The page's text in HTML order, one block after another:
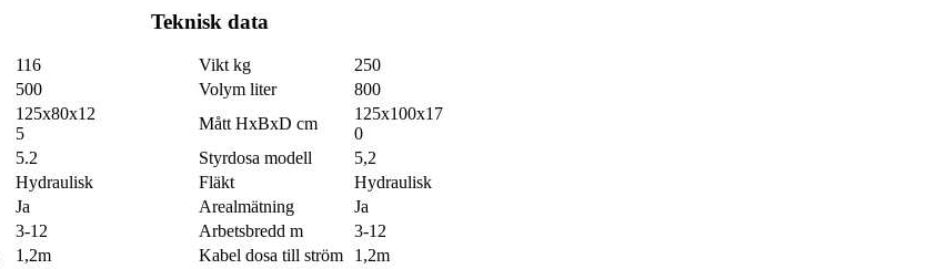
116
500
125x80x12
5
5.2
Hydraulisk
Ja
3-12
1,2m
Teknisk data
Vikt kg
250
Volym liter
800
Mått HxBxD cm
125x100x17
0
Styrdosa modell
5,2
Fläkt
Hydraulisk
Arealmätning
Ja
Arbetsbredd m
3-12
Kabel dosa till ström
1,2m